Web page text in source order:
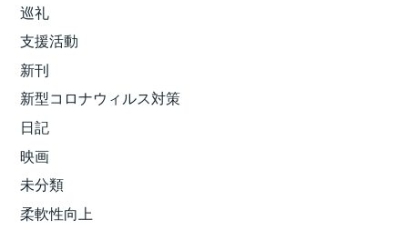
巡礼
支援活動
新刊
新型コロナウィルス対策
日記
映画
未分類
柔軟性向上